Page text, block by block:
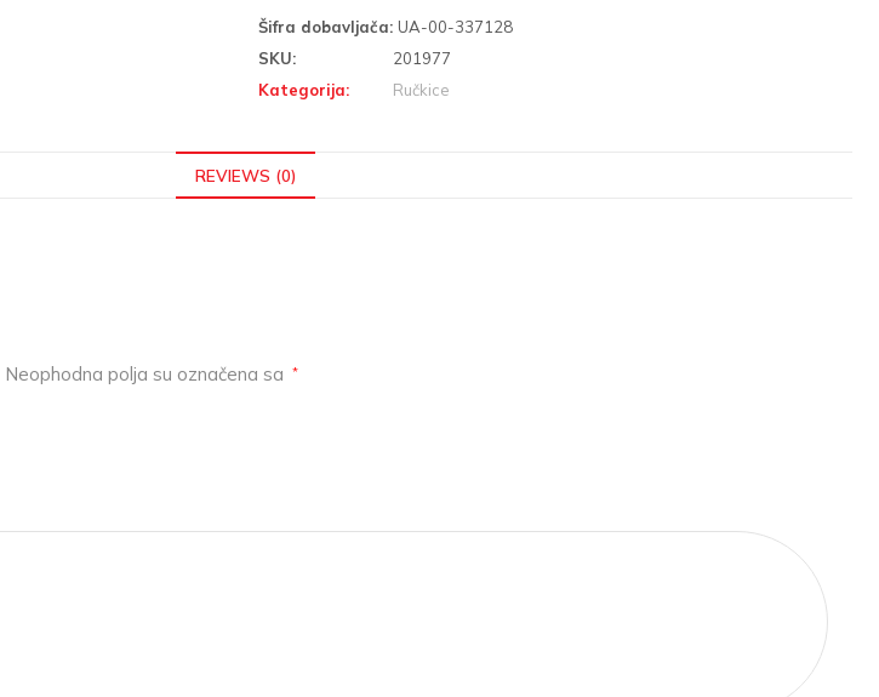
Šifra dobavljača: UA-00-337128
SKU:
201977
Kategorija:
Ručkice
REVIEWS (0)
Neophodna polja su označena sa *